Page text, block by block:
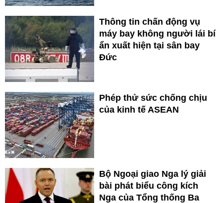
Thông tin chấn động vụ
máy bay không người lái bí
ẩn xuất hiện tại sân bay
Đức
Phép thử sức chống chịu
của kinh tế ASEAN
Bộ Ngoại giao Nga lý giải
bài phát biểu công kích
Nga của Tổng thống Ba